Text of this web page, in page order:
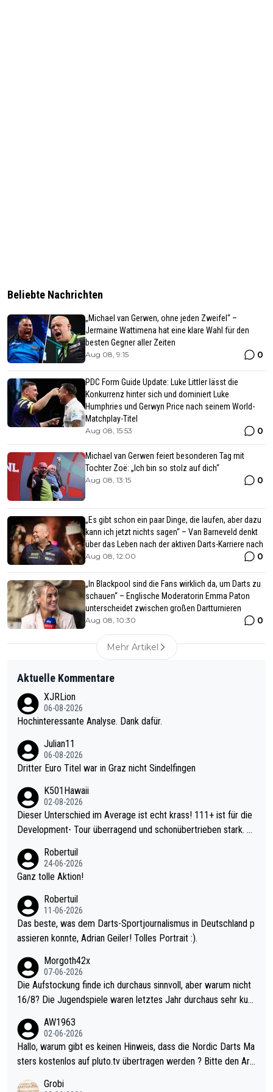
Beliebte Nachrichten
„Michael van Gerwen, ohne jeden Zweifel“ –
Jermaine Wattimena hat eine klare Wahl für den
besten Gegner aller Zeiten
Aug 08, 9:15 0
PDC Form Guide Update: Luke Littler lässt die
Konkurrenz hinter sich und dominiert Luke
Humphries und Gerwyn Price nach seinem World-
Matchplay-Titel
Aug 08, 15:53 0
Michael van Gerwen feiert besonderen Tag mit
Tochter Zoë: „Ich bin so stolz auf dich“
Aug 08, 13:15 0
„Es gibt schon ein paar Dinge, die laufen, aber dazu
kann ich jetzt nichts sagen“ – Van Barneveld denkt
über das Leben nach der aktiven Darts-Karriere nach
Aug 08, 12:00 0
„In Blackpool sind die Fans wirklich da, um Darts zu
schauen“ – Englische Moderatorin Emma Paton
unterscheidet zwischen großen Dartturnieren
Aug 08, 10:30 0
Mehr Artikel
Aktuelle Kommentare
XJRLion
06-08-2026
Hochinteressante Analyse. Dank dafür.
Julian11
06-08-2026
Dritter Euro Titel war in Graz nicht Sindelfingen
K501Hawaii
02-08-2026
Dieser Unterschied im Average ist echt krass! 111+ ist für die
Development- Tour überragend und schonübertrieben stark. U
mal 40+ erst recht. Da gewinnst keinen Blumentopf - ist ja noc
h krasser wie ein Pokalspiel eines Kreisligisten vs einem Bund
Robertuil
24-06-2026
Ganz tolle Aktion!
Robertuil
11-06-2026
Das beste, was dem Darts-Sportjournalismus in Deutschland p
assieren konnte, Adrian Geiler! Tolles Portrait :).
Morgoth42x
07-06-2026
Die Aufstockung finde ich durchaus sinnvoll, aber warum nicht
16/8? Die Jugendspiele waren letztes Jahr durchaus sehr kurz
Allerdings ist Mitchell Lawrie als Nummer 1 der Welt eh qualifi
ziert. Somit ändert die automatische Qualifikation des Weltmei
sters erstmal nichts. Ich denke sie wollen damit für nächstes J
ohl wenig WDF Turniere spielen. Dies war bei Archie Self letzt
AW1963
02-06-2026
Hallo, warum gibt es keinen Hinweis, dass die Nordic Darts Ma
sters kostenlos auf pluto.tv übertragen werden ? Bitte den Arti
Grobi